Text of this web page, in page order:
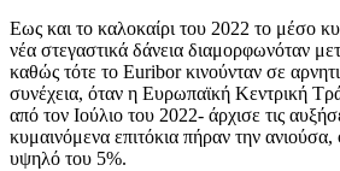
Εως και το καλοκαίρι του 2022 το μέσο
νέα στεγαστικά δάνεια διαμορφωνόταν
καθώς τότε το Euribor κινούνταν σε
συνέχεια, όταν η Ευρωπαϊκή Κεντρική
από τον Ιούλιο του 2022- άρχισε τις
κυμαινόμενα επιτόκια πήραν την ανιούσα,
υψηλό του 5%.